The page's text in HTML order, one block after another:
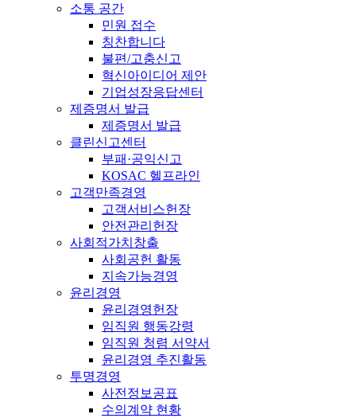
소통 공간
민원 접수
칭찬합니다
불편/고충신고
혁신아이디어 제안
기업성장응답센터
제증명서 발급
제증명서 발급
클린신고센터
부패·공익신고
KOSAC 헬프라인
고객만족경영
고객서비스헌장
안전관리헌장
사회적가치창출
사회공헌 활동
지속가능경영
윤리경영
윤리경영헌장
임직원 행동강령
임직원 청렴 서약서
윤리경영 추진활동
투명경영
사전정보공표
수의계약 현황